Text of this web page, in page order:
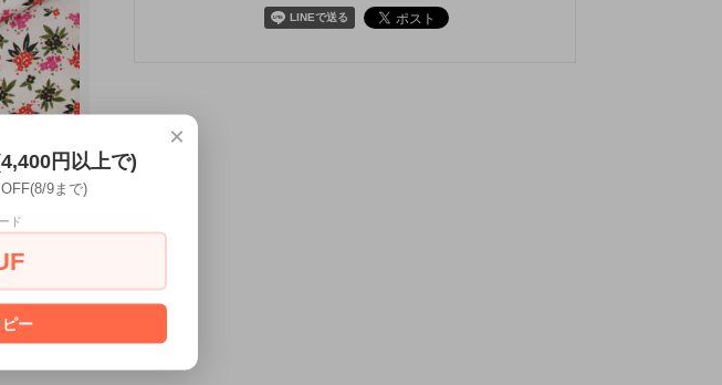
×
円以上で)
9まで)
ド
ー